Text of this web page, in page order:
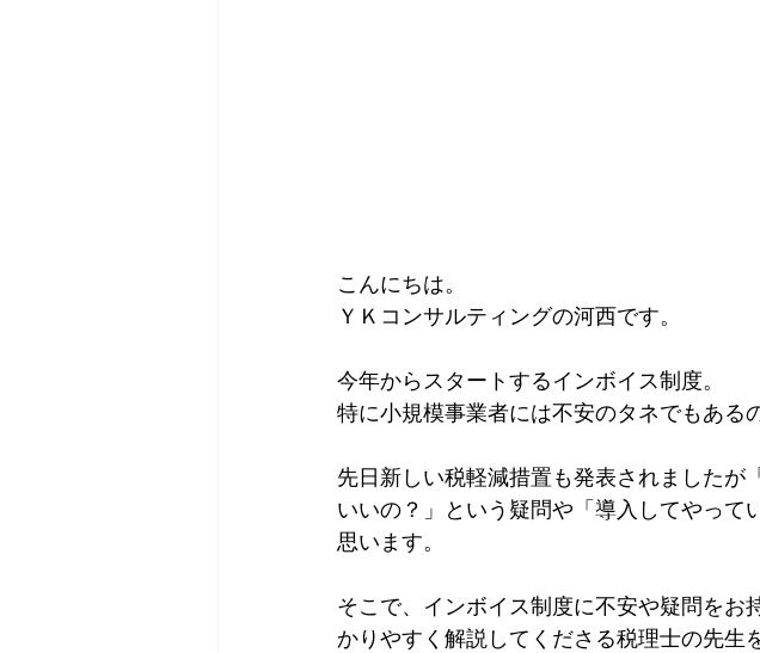
こんにちは。
ＹＫコンサルティングの河西です。
今年からスタートするインボイス制度。
特に小規模事業者には不安のタネでもある
先日新しい税軽減措置も発表されました
いいの？」という疑問や「導入してやって
思います。
そこで、インボイス制度に不安や疑問をお
かりやすく解説してくださる税理士の先生